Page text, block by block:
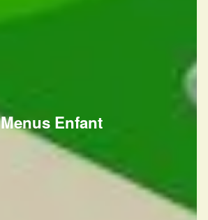
Menus Enfant